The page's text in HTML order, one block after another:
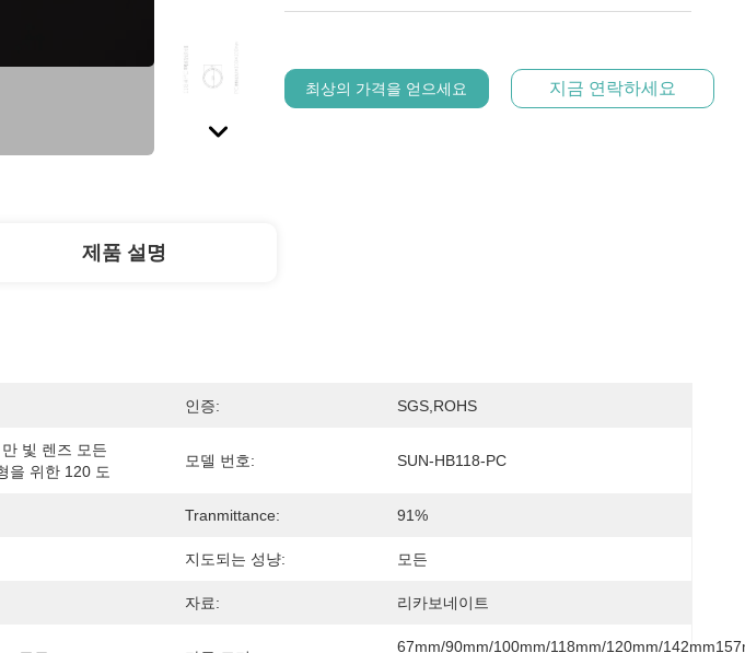
최상의 가격을 얻으세요 지금 연락하세요
제품 설명
인증: SGS,ROHS
빛 렌즈 모든
을 위한 120 도
모델 번호: SUN-HB118-PC
Tranmittance: 91%
지도되는 성냥: 모든
자료: 리카보네이트
67mm/90mm/100mm/118mm/120mm/